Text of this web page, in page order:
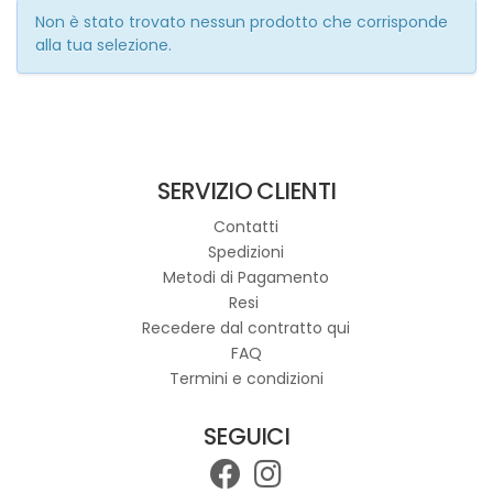
Non è stato trovato nessun prodotto che corrisponde
alla tua selezione.
SERVIZIO CLIENTI
Contatti
Spedizioni
Metodi di Pagamento
Resi
Recedere dal contratto qui
FAQ
Termini e condizioni
SEGUICI